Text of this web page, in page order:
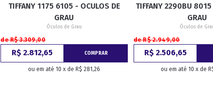
TIFFANY 1175 6105 - OCULOS DE
GRAU
Óculos de Grau
de R$ 3.309,00
R$ 2.812,65 COMPRAR
ou em até 10 x de R$ 281,26
TIFFANY 2290BU
GRAU
Óculos de
de R$ 2.949,00
R$ 2.506,65
ou em até 10 x de